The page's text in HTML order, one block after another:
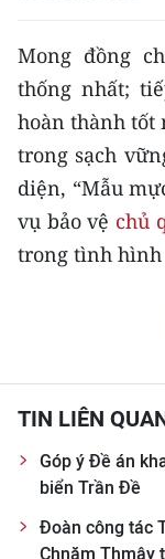
FRANÇAIS
РУССКИЙ
ESPAÑOL
한국어
Mong đồng
thống nhất;
hoàn thành tốt
trong sạch
diện, “Mẫu
vụ bảo vệ chủ
trong tình
TIN LIÊN
Góp ý Đề án
biển Trần Đề
Đoàn công tác
Chnăm Thmây